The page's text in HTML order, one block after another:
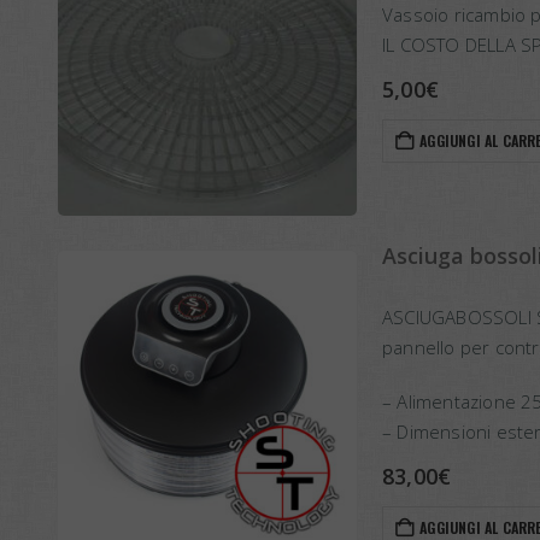
Vassoio ricambio
IL COSTO DELLA
5,00€
AGGIUNGI AL
Asciuga
ASCIUGABOSSOLI
pannello per
– Alimentazione
– Dimensioni
83,00€
AGGIUNGI AL